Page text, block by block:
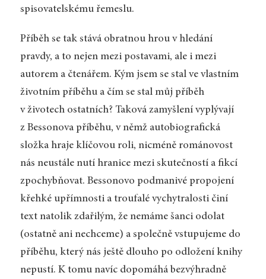
spisovatelskému řemeslu.
Příběh se tak stává obratnou hrou v hledání
pravdy, a to nejen mezi postavami, ale i mezi
autorem a čtenářem. Kým jsem se stal ve vlastním
životním příběhu a čím se stal můj příběh
v životech ostatních? Taková zamyšlení vyplývají
z Bessonova příběhu, v němž autobiografická
složka hraje klíčovou roli, nicméně románovost
nás neustále nutí hranice mezi skutečností a fikcí
zpochybňovat. Bessonovo podmanivé propojení
křehké upřímnosti a troufalé vychytralosti činí
text natolik zdařilým, že nemáme šanci odolat
(ostatně ani nechceme) a společně vstupujeme do
příběhu, který nás ještě dlouho po odložení knihy
nepustí. K tomu navíc dopomáhá bezvýhradně